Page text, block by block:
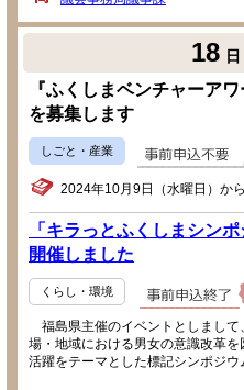
18 日
『ふくしまベンチャーア
を募集します
しごと・産業
2024年10月9日（水曜日）か
「キラっとふくしまシン
開催しました
くらし・環境
福島県主催のイベントとしまして
場・地域における男女の意識改革
活躍をテーマとした標記シンポジウ